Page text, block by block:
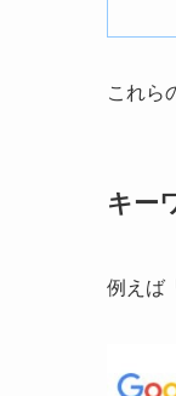
これら
キー
例えば